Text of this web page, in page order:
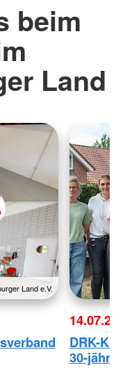
beim
Land
Land e.V.
DRK-Kita
30-